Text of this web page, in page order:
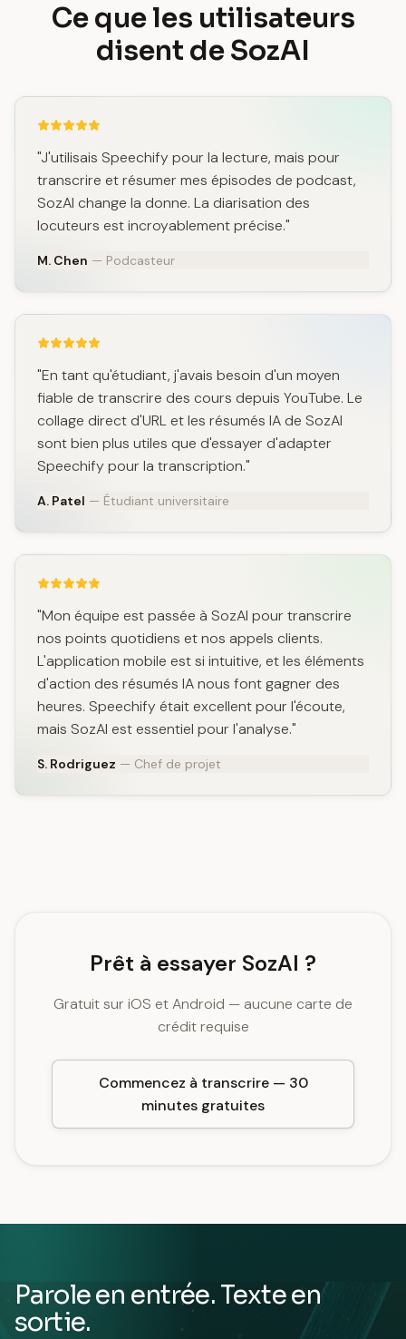
Ce que les utilisateurs
disent de SozAI
"J'utilisais Speechify pour la lecture, mais pour
transcrire et résumer mes épisodes de podcast,
SozAI change la donne. La diarisation des
locuteurs est incroyablement précise."
M. Chen — Podcasteur
"En tant qu'étudiant, j'avais besoin d'un moyen
fiable de transcrire des cours depuis YouTube. Le
collage direct d'URL et les résumés IA de SozAI
sont bien plus utiles que d'essayer d'adapter
Speechify pour la transcription."
A. Patel — Étudiant universitaire
"Mon équipe est passée à SozAI pour transcrire
nos points quotidiens et nos appels clients.
L'application mobile est si intuitive, et les éléments
d'action des résumés IA nous font gagner des
heures. Speechify était excellent pour l'écoute,
mais SozAI est essentiel pour l'analyse."
S. Rodriguez — Chef de projet
Prêt à essayer SozAI ?
Gratuit sur iOS et Android — aucune carte de
crédit requise
Commencez à transcrire — 30
minutes gratuites
Parole en entrée. Texte en
sortie.